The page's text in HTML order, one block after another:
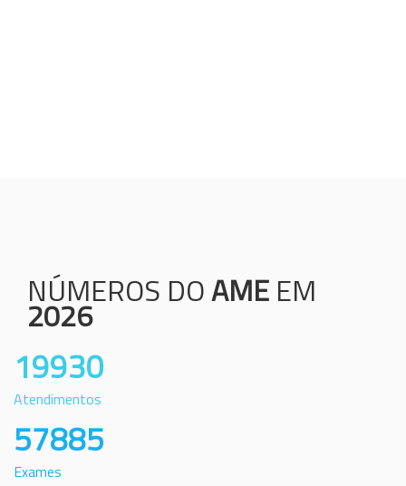
NÚMEROS DOAME EM
2026
19930
Atendimentos
57885
Exames